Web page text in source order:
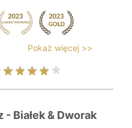
Pokaż więcej >>
Białek & Dworak